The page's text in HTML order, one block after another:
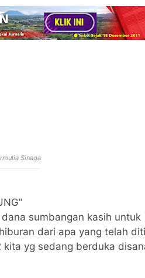
Sinaga
sumbangan kasih untuk
dari apa yang telah
yg sedang berduka